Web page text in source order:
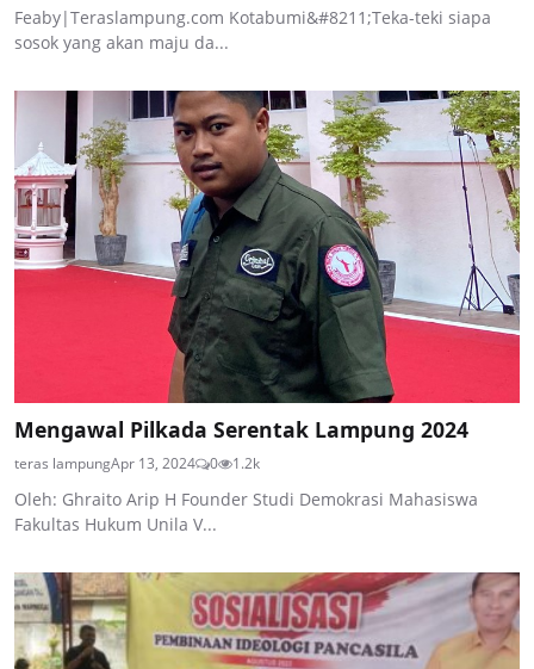
Feaby|Teraslampung.com Kotabumi&#8211;Teka-teki siapa
sosok yang akan maju da...
Mengawal Pilkada Serentak Lampung 2024
teras lampungApr 13, 2024 0 1.2k
Oleh: Ghraito Arip H Founder Studi Demokrasi Mahasiswa
Fakultas Hukum Unila V...